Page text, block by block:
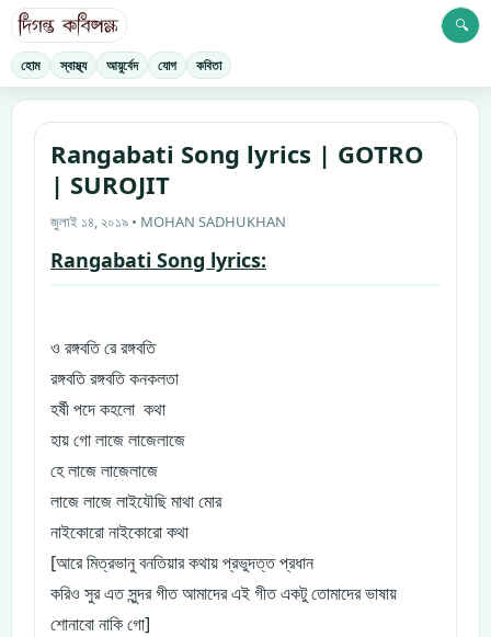
হোম স্বাস্থ্য আয়ুর্বেদ যোগ কবিতা
🔍
Rangabati Song lyrics | GOTRO
| SUROJIT
জুলাই ১৪, ২০১৯ • MOHAN SADHUKHAN
Rangabati Song lyrics:
ও রঙ্গবতি রে রঙ্গবতি
রঙ্গবতি রঙ্গবতি কনকলতা
হর্ষী পদে কহলো কথা
হায় গো লাজে লাজেলাজে
হে লাজে লাজেলাজে
লাজে লাজে লাইযৌছি মাথা মোর
নাইকোরো নাইকোরো কথা
[আরে মিত্রভানু বনতিয়ার কথায় প্রভুদত্ত প্রধান
করিও সুর এত সুন্দর গীত আমাদের এই গীত একটু তোমাদের ভাষায়
শোনাবো নাকি গো]